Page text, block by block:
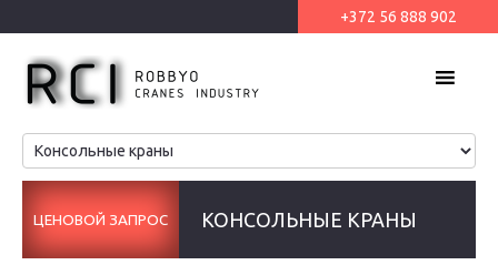
+372 56 888 902
КОНСОЛЬНЫЕ КРАНЫ
ЦЕНОВОЙ ЗАПРОС